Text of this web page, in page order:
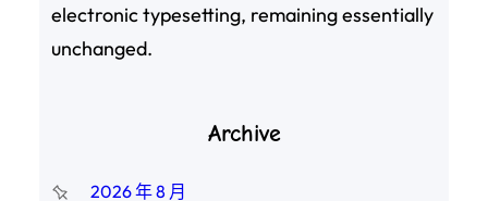
electronic typesetting, remaining essentially
unchanged.
Archive
2026 年 8 月